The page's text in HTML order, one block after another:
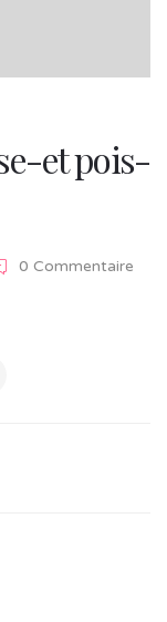
et pois-
0 Commentaire